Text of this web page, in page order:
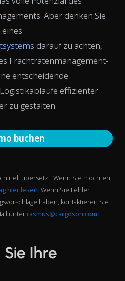
Aber denken Sie
darauf zu achten,
Frachtratenmanagement-
entscheidende
effizienter
zu gestalten.
buchen
übersetzt. Wenn Sie möchten,
hier lesen. Wenn Sie Fehler
haben, kontaktieren Sie
unter rasmus@cargoson.com.
Ihre